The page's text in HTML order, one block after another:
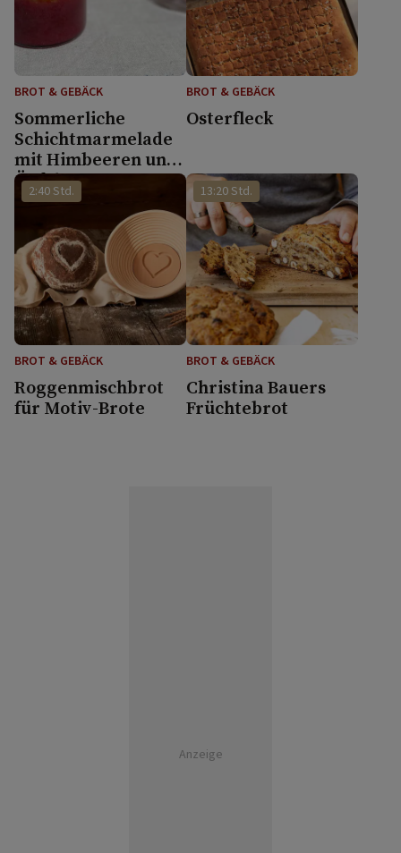
BROT & GEBÄCK
Sommerliche
Schichtmarmelade
mit Himbeeren und
Äpfeln
BROT & GEBÄCK
Osterfleck
2:40 Std.
BROT & GEBÄCK
Roggenmischbrot
für Motiv-Brote
13:20 Std.
BROT & GEBÄCK
Christina Bauers
Früchtebrot
Anzeige